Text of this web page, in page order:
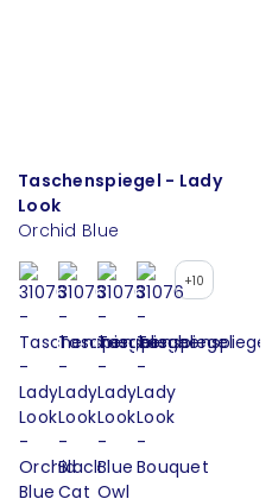
Taschenspiegel - Lady
Look
Orchid Blue
+10